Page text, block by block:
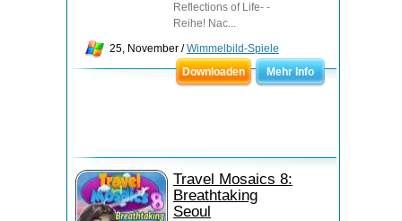
Reflections of Life- -
Reihe! Nac...
25, November /Wimmelbild-Spiele
Downloaden
Mehr Info
Travel Mosaics 8:
Breathtaking
Seoul